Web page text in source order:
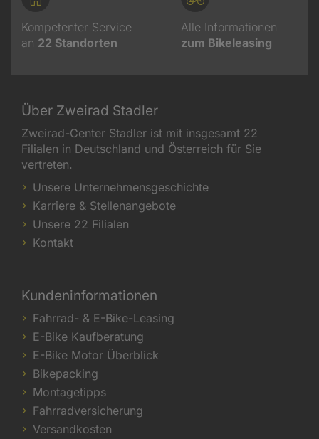
Kompetenter Service
an 22 Standorten
Alle Informationen
zum Bikeleasing
Über Zweirad Stadler
Zweirad-Center Stadler ist mit insgesamt 22
Filialen in Deutschland und Österreich für Sie
vertreten.
Unsere Unternehmensgeschichte
Karriere & Stellenangebote
Unsere 22 Filialen
Kontakt
Kundeninformationen
Fahrrad- & E-Bike-Leasing
E-Bike Kaufberatung
E-Bike Motor Überblick
Bikepacking
Montagetipps
Fahrradversicherung
Versandkosten